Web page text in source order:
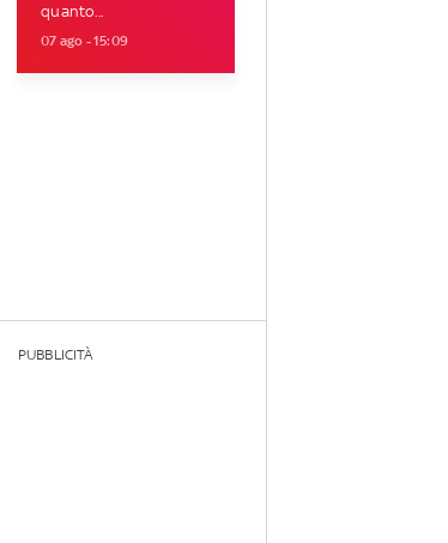
quanto...
07 ago - 15:09
PUBBLICITÀ